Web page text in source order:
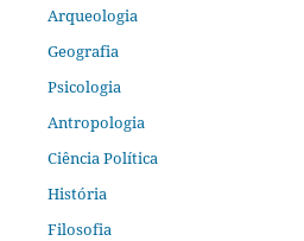
Arqueologia
Geografia
Psicologia
Antropologia
Ciência Política
História
Filosofia